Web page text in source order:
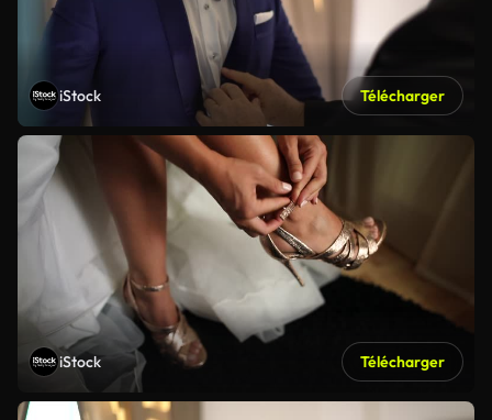
iStock Télécharger
iStock Télécharger